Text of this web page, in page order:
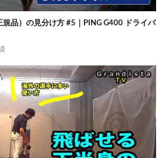
品）の見分け方 #5｜PING G400 ドライバ